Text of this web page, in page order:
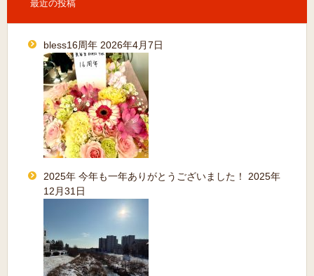
最近の投稿
bless16周年 2026年4月7日
2025年 今年も一年ありがとうございました！
2025年
12月31日